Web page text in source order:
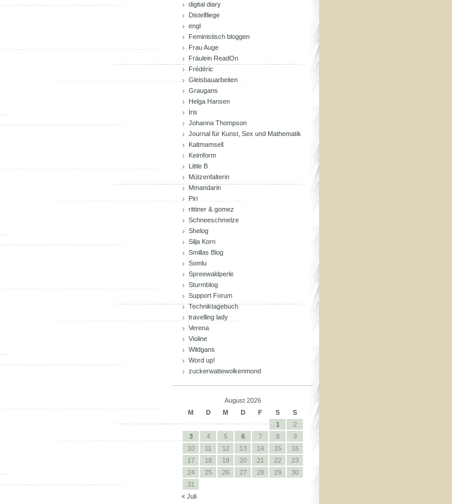
digital diary
Distelfliege
engl
Feministisch bloggen
Frau Auge
Fräulein ReadOn
Frédéric
Gleisbauarbeiten
Graugans
Helga Hansen
Iris
Johanna Thompson
Journal für Kunst, Sex und Mathematik
Kaltmamsell
Keimform
Little B
Mützenfalterin
Mmandarin
Piri
rittiner & gomez
Schneeschmelze
Shelog
Silja Korn
Smillas Blog
Somlu
Spreewaldperle
Sturmblog
Support Forum
Techniktagebuch
travelling lady
Verena
Violine
Wildgans
Word up!
zuckerwattewolkenmond
August 2026
M
D M D F S
S
1
2
3
4 5 6 7 8
9
10
11 12 13 14 15
16
17
18 19 20 21 22
23
24
25 26 27 28 29
30
31
« Juli